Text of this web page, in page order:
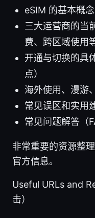
eSIM 的基本概
三大运营商的当
费、跨区域使用
开通与切换的具
点）
海外使用、漫游
常见误区和实用
常见问题解答（
非常重要的资源整
官方信息。
Useful URLs and
击）